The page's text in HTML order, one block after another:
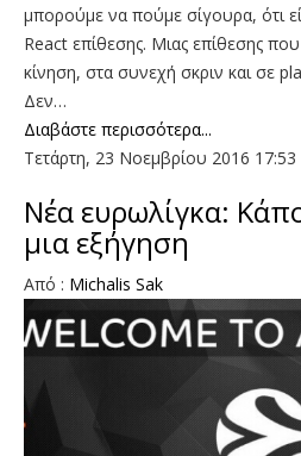
μπορούμε να πούμε σίγουρα, ότι
React επίθεσης. Μιας επίθεσης που
κίνηση, στα συνεχή σκριν και σε
Δεν…
Διαβάστε περισσότερα...
Τετάρτη, 23 Νοεμβρίου 2016 17:53
Νέα ευρωλίγκα:
μια εξήγηση
Aπό : Michalis Sak